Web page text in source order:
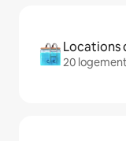
Locations
20